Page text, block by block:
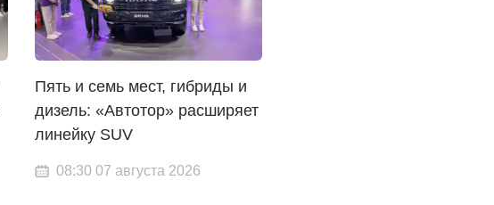
Пять и семь мест, гибриды и
дизель: «Автотор» расширяет
линейку SUV
08:30 07 августа 2026